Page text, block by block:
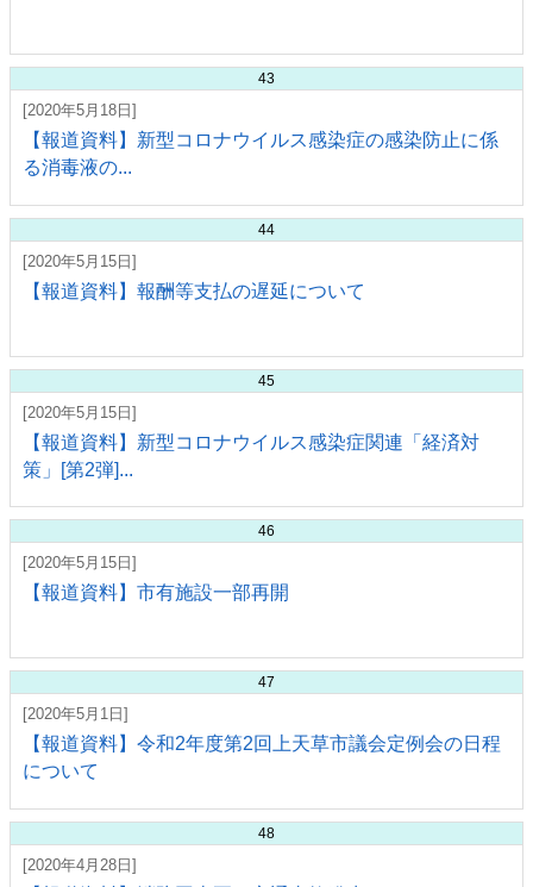
43
[2020年5月18日]
【報道資料】新型コロナウイルス感染症の感染防止に係
る消毒液の...
44
[2020年5月15日]
【報道資料】報酬等支払の遅延について
45
[2020年5月15日]
【報道資料】新型コロナウイルス感染症関連「経済対
策」[第2弾]...
46
[2020年5月15日]
【報道資料】市有施設一部再開
47
[2020年5月1日]
【報道資料】令和2年度第2回上天草市議会定例会の日程
について
48
[2020年4月28日]